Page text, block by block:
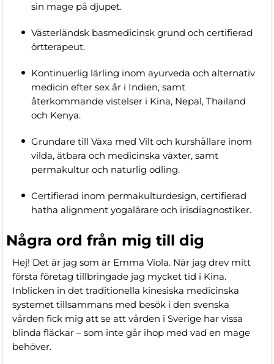
sin mage på djupet.
Västerländsk basmedicinsk grund och certifierad
örtterapeut.
Kontinuerlig lärling inom ayurveda och alternativ
medicin efter sex år i Indien, samt
återkommande vistelser i Kina, Nepal, Thailand
och Kenya.
Grundare till Växa med Vilt och kurshållare inom
vilda, ätbara och medicinska växter, samt
permakultur och naturlig odling.
Certifierad inom permakulturdesign, certifierad
hatha alignment yogalärare och irisdiagnostiker.
Några ord från mig till dig
Hej! Det är jag som är Emma Viola. När jag drev mitt
första företag tillbringade jag mycket tid i Kina.
Inblicken in det traditionella kinesiska medicinska
systemet tillsammans med besök i den svenska
vården fick mig att se att vården i Sverige har vissa
blinda fläckar – som inte går ihop med vad en mage
behöver.